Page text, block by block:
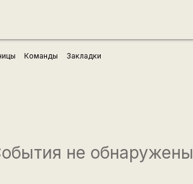
Команды Закладки
не обнаружены